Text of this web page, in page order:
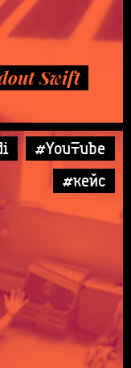
Swift
#YouTube
#кейс